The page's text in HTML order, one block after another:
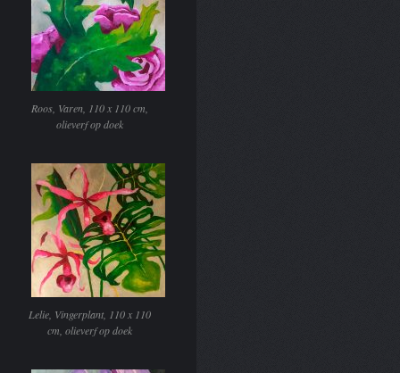
Roos, Varen, 110 x 110 cm,
olieverf op doek
Lelie, Vingerplant, 110 x 110
cm, olieverf op doek